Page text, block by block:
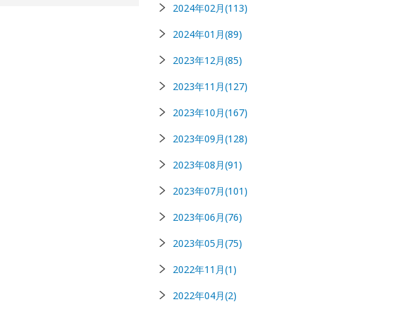
2024年02月(113)
2024年01月(89)
2023年12月(85)
2023年11月(127)
2023年10月(167)
2023年09月(128)
2023年08月(91)
2023年07月(101)
2023年06月(76)
2023年05月(75)
2022年11月(1)
2022年04月(2)